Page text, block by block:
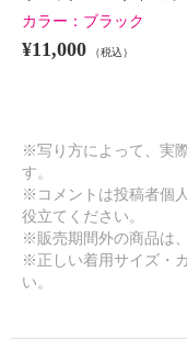
カラー： ブラック
¥11,000 （税込）
※写り方によって、実
す。
※コメントは投稿者個
役立てください。
※販売期間外の商品は
※正しい着用サイズ・
い。